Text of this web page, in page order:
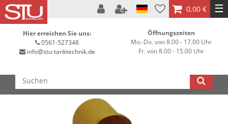
0,00 € ☰
Hier erreichen Sie uns:
0561-527348
info@stu-tanktechnik.de
Öffnungszeiten
Mo.-Do. von 8.00 - 17.00 Uhr
Fr. von 8.00 - 15.00 Uhr